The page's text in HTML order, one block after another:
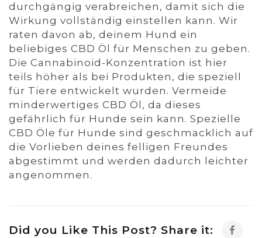
durchgängig verabreichen, damit sich die
Wirkung vollständig einstellen kann. Wir
raten davon ab, deinem Hund ein
beliebiges CBD Öl für Menschen zu geben.
Die Cannabinoid-Konzentration ist hier
teils höher als bei Produkten, die speziell
für Tiere entwickelt wurden. Vermeide
minderwertiges CBD Öl, da dieses
gefährlich für Hunde sein kann. Spezielle
CBD Öle für Hunde sind geschmacklich auf
die Vorlieben deines felligen Freundes
abgestimmt und werden dadurch leichter
angenommen.
Did you Like This Post? Share it: